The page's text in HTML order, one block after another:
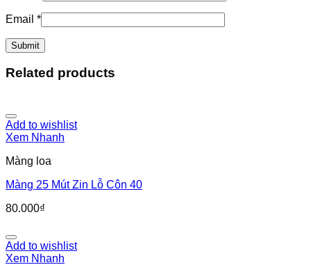
Email *
Related products
Add to wishlist
Xem Nhanh
Màng loa
Màng 25 Mút Zin Lỗ Côn 40
80.000₫
Add to wishlist
Xem Nhanh